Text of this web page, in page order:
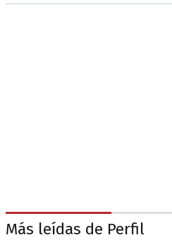
Más leídas de Perfil